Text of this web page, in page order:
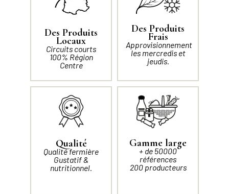
Des Produits
Locaux
Circuits courts
100% Région
Centre
Des Produits
Frais
Approvisionnement
les mercredis et
jeudis.
Qualité
Qualité fermière
Gustatif &
nutritionnel.
Gamme large
+ de 50000
références
200 producteurs